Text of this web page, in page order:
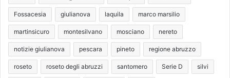
Fossacesia giulianova laquila marco marsilio
martinsicuro montesilvano mosciano nereto
notizie giulianova pescara pineto regione abruzzo
roseto roseto degli abruzzi santomero Serie D silvi